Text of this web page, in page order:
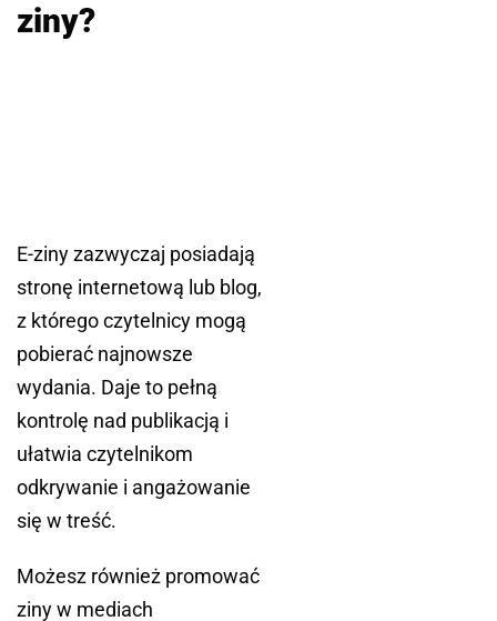
ziny?
E-ziny zazwyczaj posiadają
stronę internetową lub blog,
z którego czytelnicy mogą
pobierać najnowsze
wydania. Daje to pełną
kontrolę nad publikacją i
ułatwia czytelnikom
odkrywanie i angażowanie
się w treść.
Możesz również promować
ziny w mediach